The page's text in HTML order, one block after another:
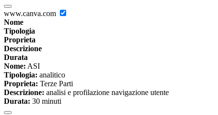
www.canva.com
Nome
Tipologia
Proprieta
Descrizione
Durata
Nome: ASI
Tipologia: analitico
Proprieta: Terze Parti
Descrizione: analisi e profilazione navigazione utente
Durata: 30 minuti